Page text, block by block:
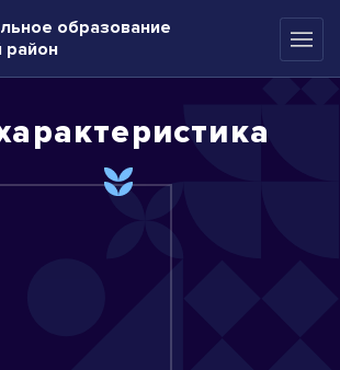
образование
район